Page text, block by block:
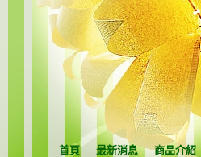
首頁 最新消息 商品介紹